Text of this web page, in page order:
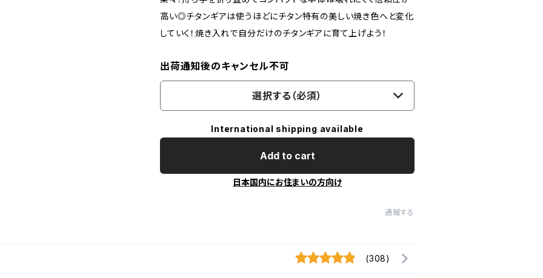
高い◎チタンギアは使うほどにチタン特有の美しい焼き色へと変化
していく！焼き入れで自分だけのチタンギアに育て上げよう！
出荷通知後のキャンセル不可
選択する（必須）
International shipping available
Add to cart
日本国内にお住まいの方向け
通報する
(308)